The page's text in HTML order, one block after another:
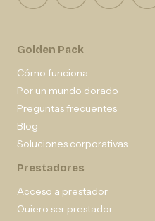
Golden Pack
Cómo funciona
Por un mundo dorado
Preguntas frecuentes
Blog
Soluciones corporativas
Prestadores
Acceso a prestador
Quiero ser prestador